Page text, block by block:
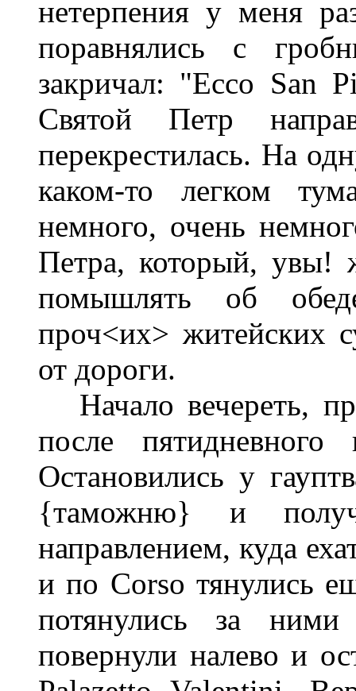
нетерпения у меня
поравнялись с
закричал: "Ессо San
Святой Петр
перекрестилась. На
каком-то легком
немного, очень
Петра, который, увы!
помышлять об
проч<их> житейских
от дороги.
Начало вечереть,
после
Остановились у
{таможню} и
направлением, куда
и по Corso тянулись
потянулись за
повернули налево и